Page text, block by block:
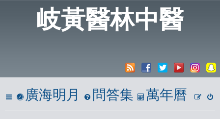
岐黃醫林中醫
廣海明月 問答集 萬年曆